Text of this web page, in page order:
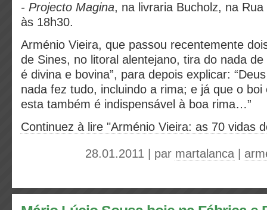
- Projecto Magina, na livraria Bucholz, na
às 18h30.
Arménio Vieira, que passou recentemente
de Sines, no litoral alentejano, tira do nada
é divina e bovina”, para depois explicar:
nada fez tudo, incluindo a rima; e já que o
esta também é indispensável à boa rima…”
Continuez à lire "Arménio Vieira: as 70 vidas
28.01.2011 | par martalanca